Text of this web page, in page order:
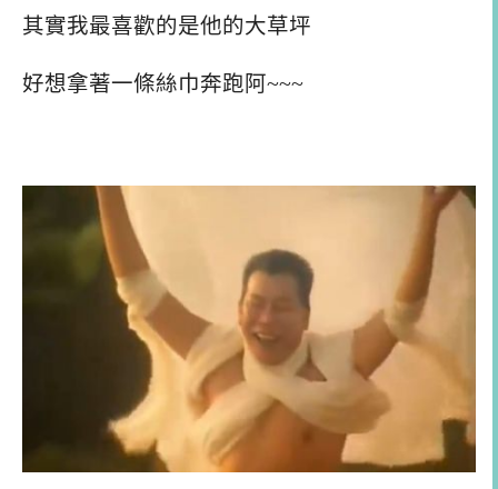
其實我最喜歡的是他的大草坪
好想拿著一條絲巾奔跑阿~~~